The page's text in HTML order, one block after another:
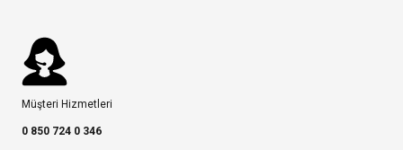
Müşteri Hizmetleri
0 850 724 0 346